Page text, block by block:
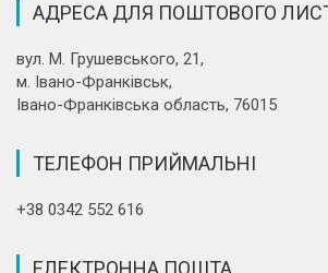
АДРЕСА ДЛЯ ПОШТОВОГО
вул. М. Грушевського, 21,
м. Івано-Франківськ,
Івано-Франківська область, 76015
ТЕЛЕФОН ПРИЙМАЛЬНІ
+38 0342 552 616
ЕЛЕКТРОННА ПОШТА